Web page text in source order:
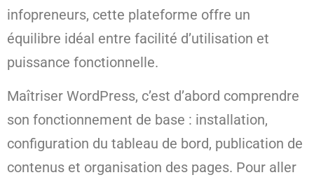
infopreneurs, cette plateforme offre un
équilibre idéal entre facilité d’utilisation et
puissance fonctionnelle.
Maîtriser WordPress, c’est d’abord comprendre
son fonctionnement de base : installation,
configuration du tableau de bord, publication de
contenus et organisation des pages. Pour aller